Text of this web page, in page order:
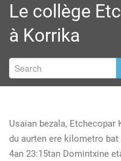
Le collège
à Korrika
Usaian bezala, Etchecopar
du aurten ere kilometro
4an 23:15tan Domintxine